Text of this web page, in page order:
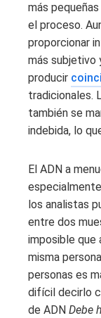
más
el proceso.
proporcionar
más subjetivo
producir
tradicionales.
también se
indebida, lo
El ADN a
los analistas
entre dos
imposible que
misma
personas es
difícil decirlo
de ADN Debe